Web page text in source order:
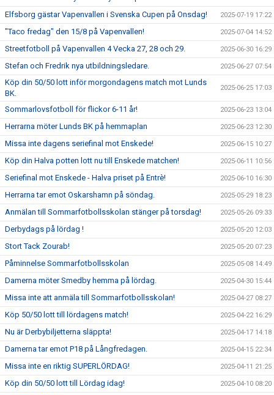
Elfsborg gästar Vapenvallen i Svenska Cupen på Onsdag! 2025-07-19 17:22
"Taco fredag" den 15/8 på Vapenvallen! 2025-07-04 14:52
Streetfotboll på Vapenvallen 4 Vecka 27, 28 och 29. 2025-06-30 16:29
Stefan och Fredrik nya utbildningsledare. 2025-06-27 07:54
Köp din 50/50 lott inför morgondagens match mot Lunds
BK.
2025-06-25 17:03
Sommarlovsfotboll för flickor 6-11 år! 2025-06-23 13:04
Herrarna möter Lunds BK på hemmaplan 2025-06-23 12:30
Missa inte dagens seriefinal mot Enskede! 2025-06-15 10:27
Köp din Halva potten lott nu till Enskede matchen! 2025-06-11 10:56
Seriefinal mot Enskede - Halva priset på Entrè! 2025-06-10 16:30
Herrarna tar emot Oskarshamn på söndag. 2025-05-29 18:23
Anmälan till Sommarfotbollsskolan stänger på torsdag! 2025-05-26 09:33
Derbydags på lördag ! 2025-05-20 12:03
Stort Tack Zourab! 2025-05-20 07:23
Påminnelse Sommarfotbollsskolan 2025-05-08 14:49
Damerna möter Smedby hemma på lördag. 2025-04-30 15:44
Missa inte att anmäla till Sommarfotbollsskolan! 2025-04-27 08:27
Köp 50/50 lott till lördagens match! 2025-04-22 16:29
Nu är Derbybiljetterna släppta! 2025-04-17 14:18
Damerna tar emot P18 på Långfredagen. 2025-04-15 22:34
Missa inte en riktig SUPERLÖRDAG! 2025-04-11 21:25
Köp din 50/50 lott till Lördag idag! 2025-04-10 08:20